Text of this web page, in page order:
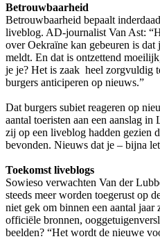
Betrouwbaarheid
Betrouwbaarheid bepaalt
liveblog. AD-journalist Van Ast:
over Oekraïne kan gebeuren is dat
meldt. En dat is ontzettend
je je? Het is zaak heel zorgvuldig
burgers anticiperen op nieuws.”
Dat burgers subiet reageren op
aantal toeristen aan een aanslag
zij op een liveblog hadden gezien
bevonden. Nieuws dat je – bijna
Toekomst liveblogs
Sowieso verwachten Van der
steeds meer worden toegerust op
niet gek om binnen een aantal
officiële bronnen,
beelden? “Het wordt de nieuwe